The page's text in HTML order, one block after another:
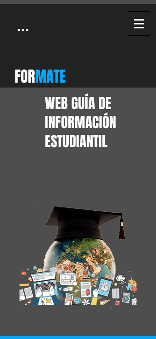
...
FORMATE
WEB GUÍA DE
INFORMACIÓN
ESTUDIANTIL